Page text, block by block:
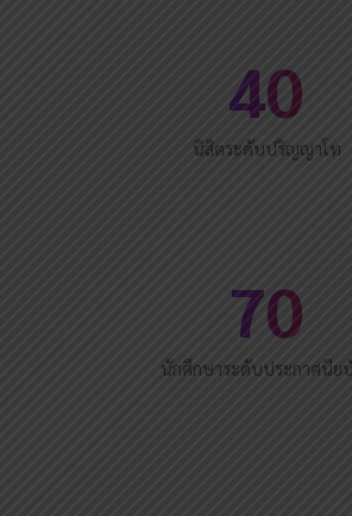
40
นิสิตระดับปริญญาโท
70
นักศึกษาระดับประกาศนีย